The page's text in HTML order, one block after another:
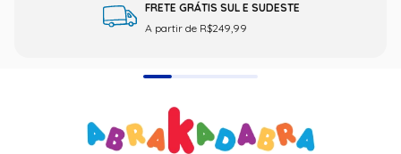
FRETE GRÁTIS SUL E SUDESTE
A partir de R$249,99